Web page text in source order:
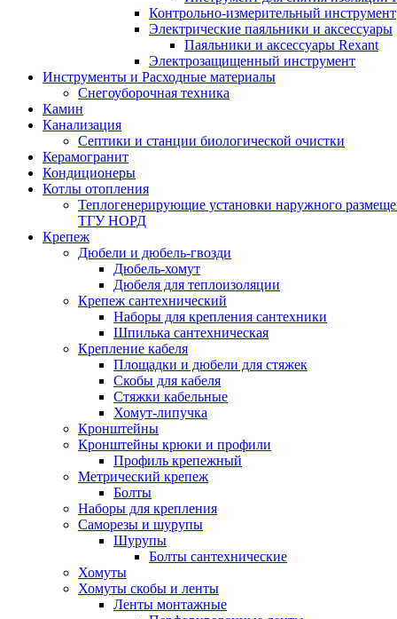
Контрольно-измерительный инструмент
Электрические паяльники и аксессуары
Паяльники и аксессуары Rexant
Электрозащищенный инструмент
Инструменты и Расходные материалы
Снегоуборочная техника
Камин
Канализация
Септики и станции биологической очистки
Керамогранит
Кондиционеры
Котлы отопления
Теплогенерирующие установки наружного
ТГУ НОРД
Крепеж
Дюбели и дюбель-гвозди
Дюбель-хомут
Дюбеля для теплоизоляции
Крепеж сантехнический
Наборы для крепления сантехники
Шпилька сантехническая
Крепление кабеля
Площадки и дюбели для стяжек
Скобы для кабеля
Стяжки кабельные
Хомут-липучка
Кронштейны
Кронштейны крюки и профили
Профиль крепежный
Метрический крепеж
Болты
Наборы для крепления
Саморезы и шурупы
Шурупы
Болты сантехнические
Хомуты
Хомуты скобы и ленты
Ленты монтажные